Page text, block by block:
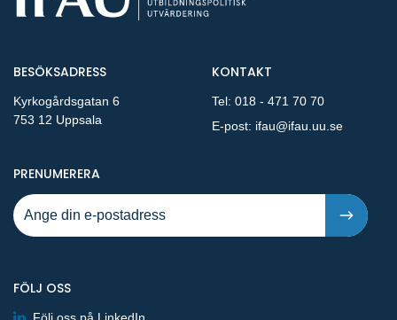
BESÖKSADRESS
Kyrkogårdsgatan 6
753 12 Uppsala
KONTAKT
Tel: 018 - 471 70 70
E-post: ifau@ifau.uu.se
PRENUMERERA
FÖLJ OSS
Följ oss på LinkedIn